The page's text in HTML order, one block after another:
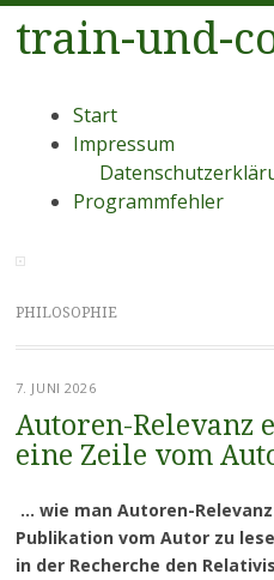
train-und-
Menü
Zum
Inhalt
Start
Impressum
Programmfehler
PHILOSOPHIE
7. JUNI 2026
Autoren-Relevanz
eine Zeile vom
… wie man Autoren-
Publikation vom Autor zu
in der Recherche den